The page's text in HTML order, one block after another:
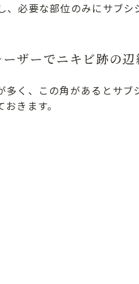
、必要な部位のみにサブ
ザーでニキビ跡の辺
く、この角があるとサ
きます。